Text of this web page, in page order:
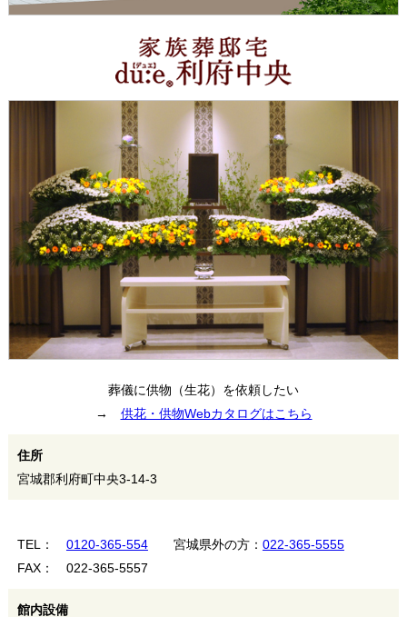
葬儀に供物（生花）を依頼したい
→ 供花・供物Webカタログはこちら
住所
宮城郡利府町中央3-14-3
TEL： 0120-365-554宮城県外の方： 022-365-5555
FAX： 022-365-5557
館内設備